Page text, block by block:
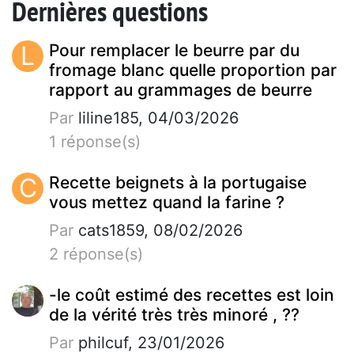
Dernières questions
L
Pour remplacer le beurre par du
fromage blanc quelle proportion par
rapport au grammages de beurre
Par liline185, 04/03/2026
1 réponse(s)
C
Recette beignets à la portugaise
vous mettez quand la farine ?
Par cats1859, 08/02/2026
2 réponse(s)
-le coût estimé des recettes est loin
de la vérité très très minoré , ??
Par philcuf, 23/01/2026